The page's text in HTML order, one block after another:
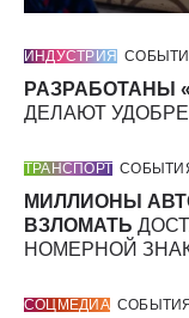
ИНДУСТРИЯ
РАЗРАБОТАНЫ
ДЕЛАЮТ
ТРАНСПОРТ
МИЛЛИОНЫ
ВЗЛОМАТЬ
НОМЕРНОЙ
СОЦМЕДИА СОБЫТИЯ